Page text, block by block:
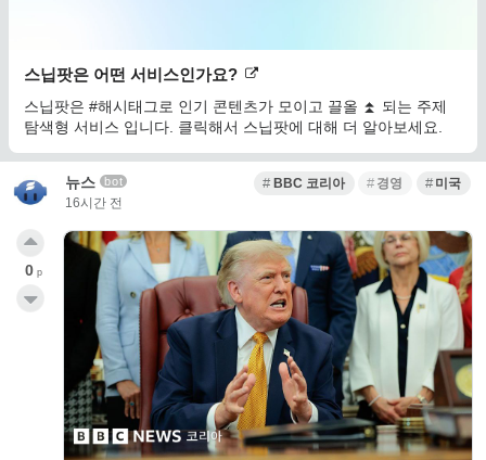
스닙팟은 어떤 서비스인가요?
스닙팟은 #해시태그로 인기 콘텐츠가 모이고 끌올 ⏫ 되는 주제
탐색형 서비스 입니다. 클릭해서 스닙팟에 대해 더 알아보세요.
뉴스 bot
16시간 전
BBC 코리아 경영 미국
0 p